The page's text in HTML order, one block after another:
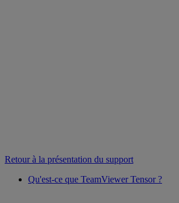
Retour à la présentation du support
Qu'est-ce que TeamViewer Tensor ?